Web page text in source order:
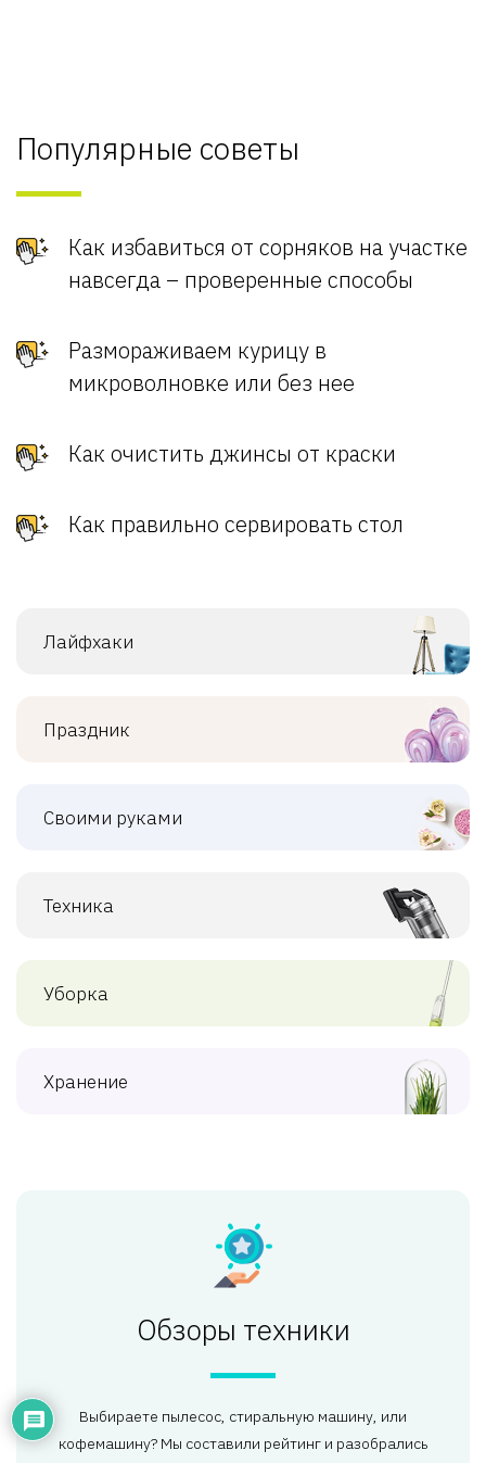
Популярные советы
Как избавиться от сорняков на участке
навсегда – проверенные способы
Размораживаем курицу в
микроволновке или без нее
Как очистить джинсы от краски
Как правильно сервировать стол
Лайфхаки
Праздник
Своими руками
Техника
Уборка
Хранение
Обзоры техники
Выбираете пылесос, стиральную машину, или
кофемашину? Мы составили рейтинг и разобрались